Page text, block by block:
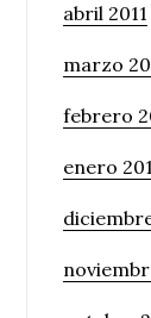
abril 2011
marzo
febrero
enero